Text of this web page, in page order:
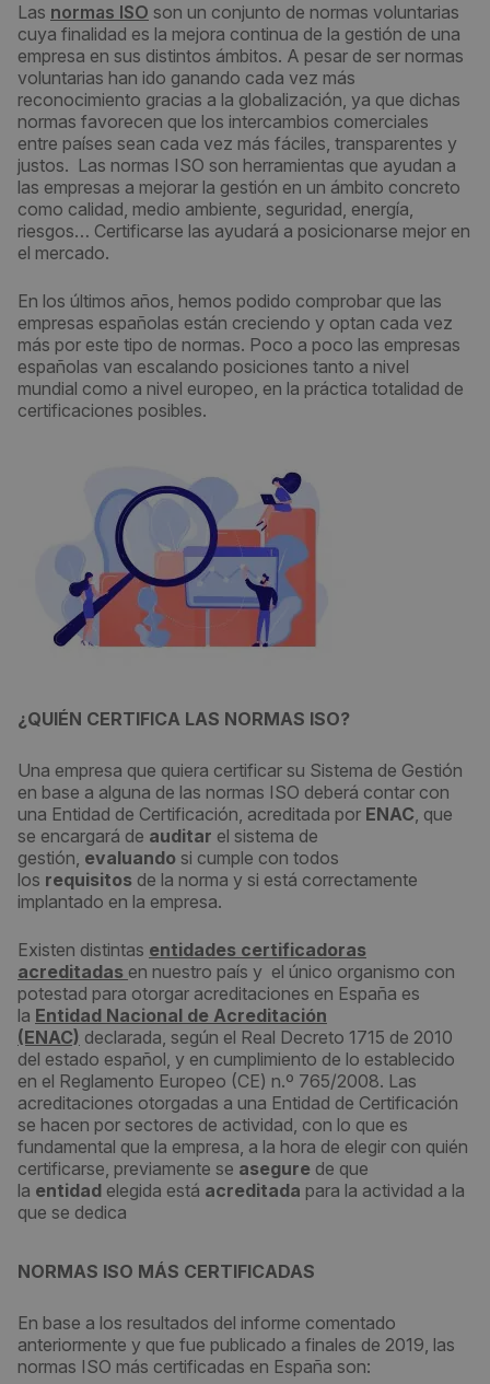
Las normas ISO son un conjunto de normas voluntarias
cuya finalidad es la mejora continua de la gestión de una
empresa en sus distintos ámbitos. A pesar de ser normas
voluntarias han ido ganando cada vez más
reconocimiento gracias a la globalización, ya que dichas
normas favorecen que los intercambios comerciales
entre países sean cada vez más fáciles, transparentes y
justos. Las normas ISO son herramientas que ayudan a
las empresas a mejorar la gestión en un ámbito concreto
como calidad, medio ambiente, seguridad, energía,
riesgos… Certificarse las ayudará a posicionarse mejor en
el mercado.
En los últimos años, hemos podido comprobar que las
empresas españolas están creciendo y optan cada vez
más por este tipo de normas. Poco a poco las empresas
españolas van escalando posiciones tanto a nivel
mundial como a nivel europeo, en la práctica totalidad de
certificaciones posibles.
¿QUIÉN CERTIFICA LAS NORMAS ISO?
Una empresa que quiera certificar su Sistema de Gestión
en base a alguna de las normas ISO deberá contar con
una Entidad de Certificación, acreditada por ENAC, que
se encargará de auditar el sistema de
gestión, evaluando si cumple con todos
los requisitos de la norma y si está correctamente
implantado en la empresa.
Existen distintas entidades certificadoras
acreditadas en nuestro país y el único organismo con
potestad para otorgar acreditaciones en España es
la Entidad Nacional de Acreditación
(ENAC) declarada, según el Real Decreto 1715 de 2010
del estado español, y en cumplimiento de lo establecido
en el Reglamento Europeo (CE) n.º 765/2008. Las
acreditaciones otorgadas a una Entidad de Certificación
se hacen por sectores de actividad, con lo que es
fundamental que la empresa, a la hora de elegir con quién
certificarse, previamente se asegure de que
la entidad elegida está acreditada para la actividad a la
que se dedica
NORMAS ISO MÁS CERTIFICADAS
En base a los resultados del informe comentado
anteriormente y que fue publicado a finales de 2019, las
normas ISO más certificadas en España son: